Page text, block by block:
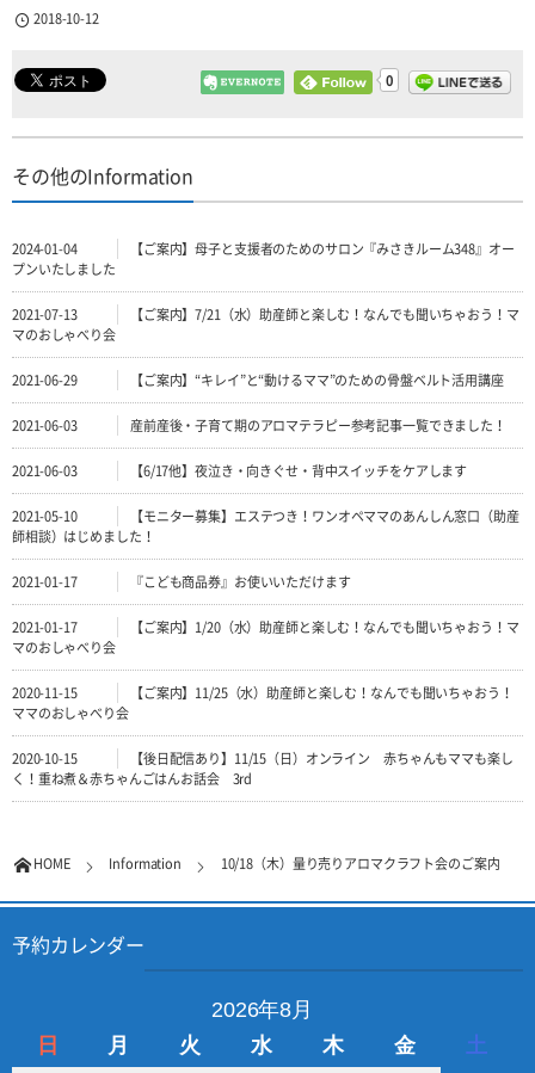
2018-10-12
0
その他のInformation
2024-01-04
【ご案内】母子と支援者のためのサロン『みさきルーム348』オー
プンいたしました
2021-07-13
【ご案内】7/21（水）助産師と楽しむ！なんでも聞いちゃおう！マ
マのおしゃべり会
2021-06-29 【ご案内】“キレイ”と“動けるママ”のための骨盤ベルト活用講座
2021-06-03 産前産後・子育て期のアロマテラピー参考記事一覧できました！
2021-06-03 【6/17他】夜泣き・向きぐせ・背中スイッチをケアします
2021-05-10
【モニター募集】エステつき！ワンオペママのあんしん窓口（助産
師相談）はじめました！
2021-01-17 『こども商品券』お使いいただけます
2021-01-17
【ご案内】1/20（水）助産師と楽しむ！なんでも聞いちゃおう！マ
マのおしゃべり会
2020-11-15
【ご案内】11/25（水）助産師と楽しむ！なんでも聞いちゃおう！
ママのおしゃべり会
2020-10-15
【後日配信あり】11/15（日）オンライン 赤ちゃんもママも楽し
く！重ね煮＆赤ちゃんごはんお話会 3rd
HOME Information 10/18（木）量り売りアロマクラフト会のご案内
予約カレンダー
2026年8月
日
月 火 水 木 金 土